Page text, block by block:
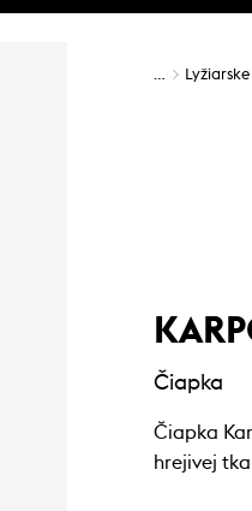
…
Čiapka
Čiapka
hrejivej